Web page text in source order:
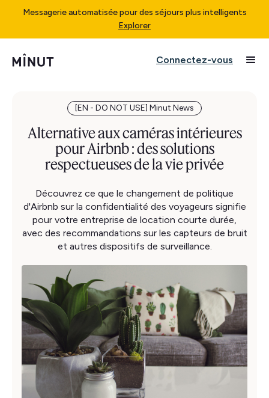
Messagerie automatisée pour des séjours plus intelligents
Explorer
Connectez-vous
[EN - DO NOT USE] Minut News
Alternative aux caméras intérieures
pour Airbnb : des solutions
respectueuses de la vie privée
Découvrez ce que le changement de politique
d'Airbnb sur la confidentialité des voyageurs signifie
pour votre entreprise de location courte durée,
avec des recommandations sur les capteurs de bruit
et autres dispositifs de surveillance.